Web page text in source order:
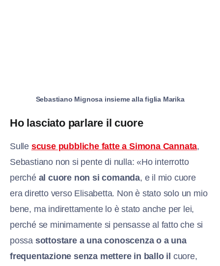
Sebastiano Mignosa insieme alla figlia Marika
Ho lasciato parlare il cuore
Sulle scuse pubbliche fatte a Simona Cannata,
Sebastiano non si pente di nulla: «Ho interrotto
perché al cuore non si comanda, e il mio cuore
era diretto verso Elisabetta. Non è stato solo un mio
bene, ma indirettamente lo è stato anche per lei,
perché se minimamente si pensasse al fatto che si
possa sottostare a una conoscenza o a una
frequentazione senza mettere in ballo il cuore,